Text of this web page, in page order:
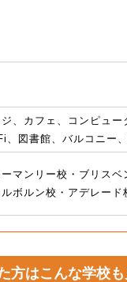
、カフェ、コンピュー
、図書館、バルコニー
マンリー校・ブリスベ
ボルン校・アデレード
方はこんな学校